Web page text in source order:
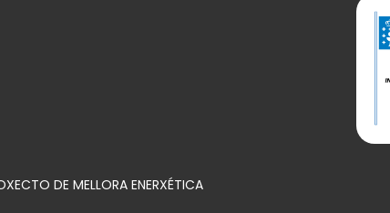
DE MELLORA ENERXÉTICA